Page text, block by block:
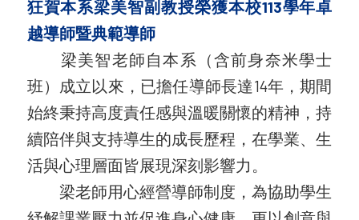
狂賀本系梁美智副教授榮獲本校113學年卓
越導師暨典範導師
梁美智老師自本系（含前身奈米學士
班）成立以來，已擔任導師長達14年，期間
始終秉持高度責任感與溫暖關懷的精神，持
續陪伴與支持導生的成長歷程，在學業、生
活與心理層面皆展現深刻影響力。
梁老師用心經營導師制度，為協助學生